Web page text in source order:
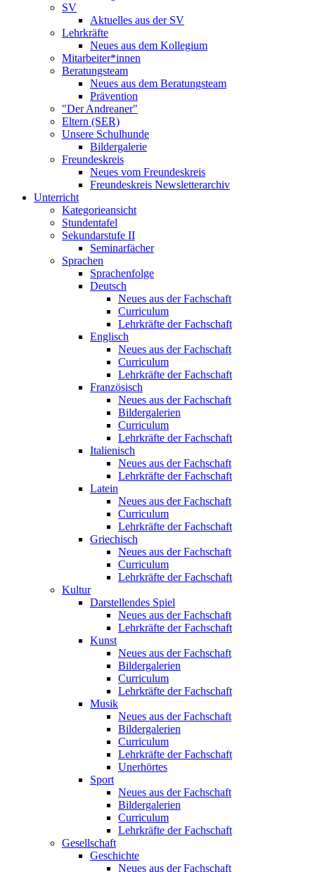
SV
Aktuelles aus der SV
Lehrkräfte
Neues aus dem Kollegium
Mitarbeiter*innen
Beratungsteam
Neues aus dem Beratungsteam
Prävention
"Der Andreaner"
Eltern (SER)
Unsere Schulhunde
Bildergalerie
Freundeskreis
Neues vom Freundeskreis
Freundeskreis Newsletterarchiv
Unterricht
Kategorieansicht
Stundentafel
Sekundarstufe II
Seminarfächer
Sprachen
Sprachenfolge
Deutsch
Neues aus der Fachschaft
Curriculum
Lehrkräfte der Fachschaft
Englisch
Neues aus der Fachschaft
Curriculum
Lehrkräfte der Fachschaft
Französisch
Neues aus der Fachschaft
Bildergalerien
Curriculum
Lehrkräfte der Fachschaft
Italienisch
Neues aus der Fachschaft
Lehrkräfte der Fachschaft
Latein
Neues aus der Fachschaft
Curriculum
Lehrkräfte der Fachschaft
Griechisch
Neues aus der Fachschaft
Curriculum
Lehrkräfte der Fachschaft
Kultur
Darstellendes Spiel
Neues aus der Fachschaft
Lehrkräfte der Fachschaft
Kunst
Neues aus der Fachschaft
Bildergalerien
Curriculum
Lehrkräfte der Fachschaft
Musik
Neues aus der Fachschaft
Bildergalerien
Curriculum
Lehrkräfte der Fachschaft
Unerhörtes
Sport
Neues aus der Fachschaft
Bildergalerien
Curriculum
Lehrkräfte der Fachschaft
Gesellschaft
Geschichte
Neues aus der Fachschaft